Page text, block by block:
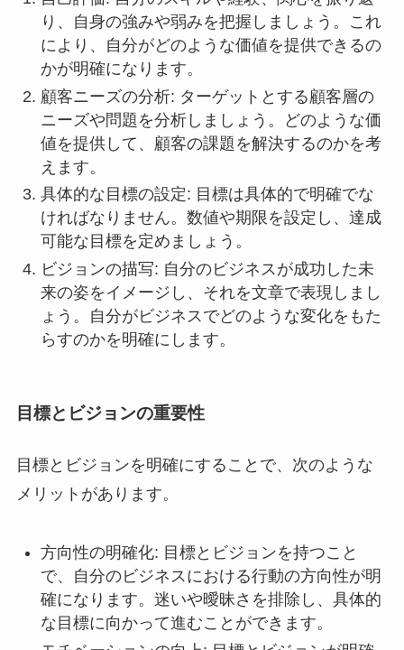
り、自身の強みや弱みを把握しましょう。これ
により、自分がどのような価値を提供できるの
かが明確になります。
顧客ニーズの分析: ターゲットとする顧客層の
ニーズや問題を分析しましょう。どのような価
値を提供して、顧客の課題を解決するのかを考
えます。
具体的な目標の設定: 目標は具体的で明確でな
ければなりません。数値や期限を設定し、達成
可能な目標を定めましょう。
ビジョンの描写: 自分のビジネスが成功した未
来の姿をイメージし、それを文章で表現しまし
ょう。自分がビジネスでどのような変化をもた
らすのかを明確にします。
目標とビジョンの重要性
目標とビジョンを明確にすることで、次のような
メリットがあります。
方向性の明確化: 目標とビジョンを持つこと
で、自分のビジネスにおける行動の方向性が明
確になります。迷いや曖昧さを排除し、具体的
な目標に向かって進むことができます。